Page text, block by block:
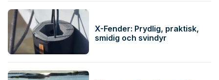
X-Fender: Prydlig, praktisk,
smidig och svindyr